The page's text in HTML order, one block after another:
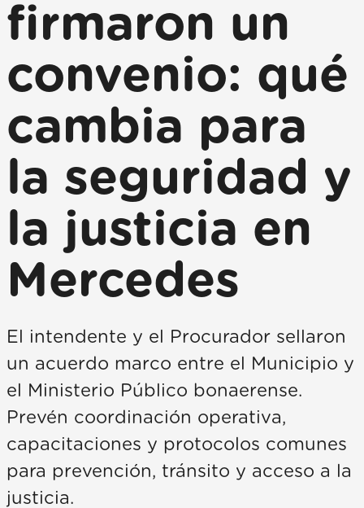
firmaron un
convenio: qué
cambia para
la seguridad y
la justicia en
Mercedes
El intendente y el Procurador sellaron
un acuerdo marco entre el Municipio y
el Ministerio Público bonaerense.
Prevén coordinación operativa,
capacitaciones y protocolos comunes
para prevención, tránsito y acceso a la
justicia.